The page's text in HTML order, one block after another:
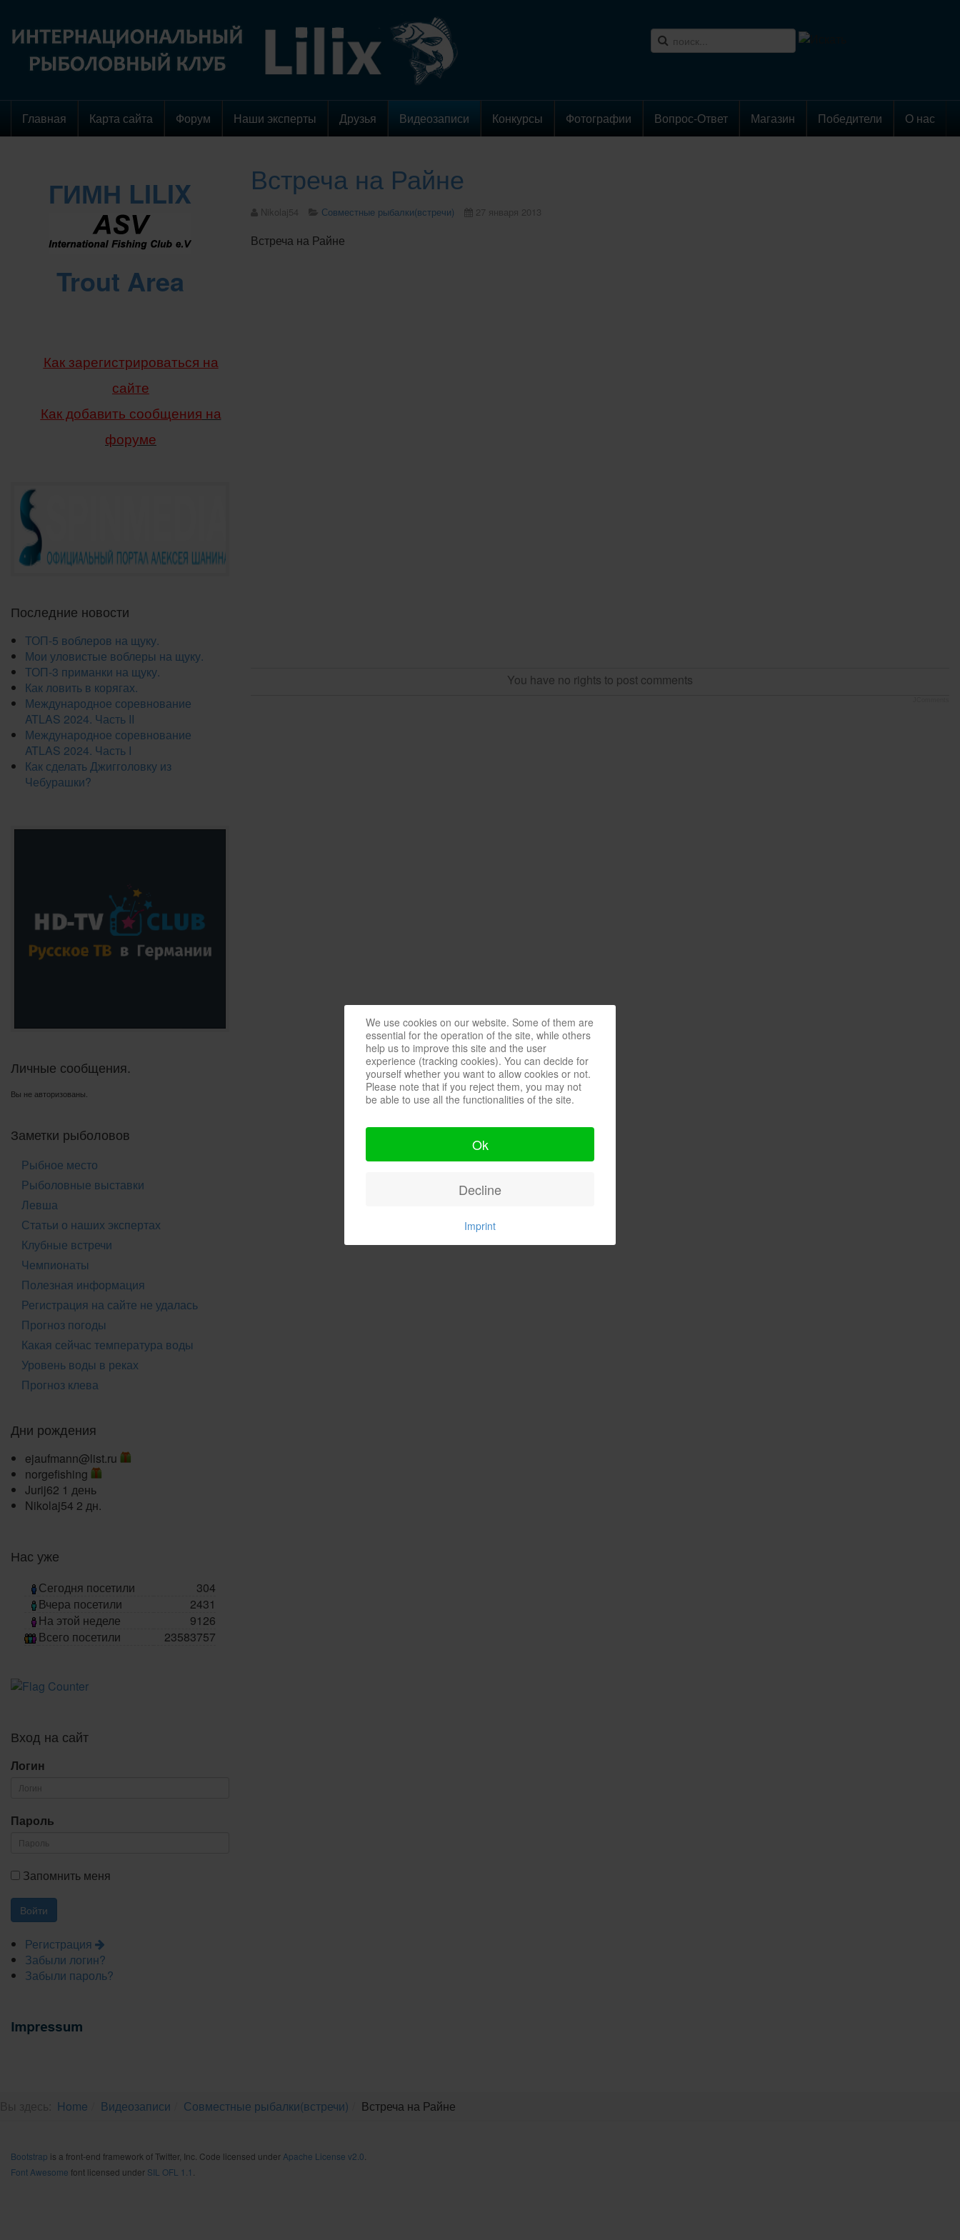
Главная Карта сайта Форум Наши эксперты Друзья Видеозаписи Конкурсы Фотографии Вопрос-Ответ Магазин Победители О нас
Встреча на Райне
Nikolaj54 Совместные рыбалки(встречи) 27 января 2013
Встреча на Райне
You have no rights to post comments
ГИМН LILIX
Trout Area
Как зарегистрироваться на
сайте
Как добавить сообщения на
форуме
Последние новости
ТОП-5 воблеров на щуку.
Мои уловистые воблеры на щуку.
ТОП-3 приманки на щуку.
Как ловить в корягах.
Международное соревнование
ATLAS 2024. Часть II
Международное соревнование
ATLAS 2024. Часть I
Как сделать Джигголовку из
Чебурашки?
Личные сообщения.
Вы не авторизованы.
Заметки рыболовов
Рыбное место
Рыболовные выставки
Левша
Статьи о наших экспертах
Клубные встречи
Чемпионаты
Полезная информация
Регистрация на сайте не удалась
Прогноз погоды
Какая сейчас температура воды
Уровень воды в реках
Прогноз клева
Дни рождения
ejaufmann@list.ru
norgefishing
Jurij62 1 день
Nikolaj54 2 дн.
Нас уже
Сегодня посетили
304
Вчера посетили
2431
На этой неделе
9126
Всего посетили
23583757
Вход на сайт
Логин
Пароль
Запомнить меня
Регистрация
Забыли логин?
Забыли пароль?
Home Видеозаписи Совместные рыбалки(встречи) Встреча на Райне
Bootstrap is a front-end framework of Twitter, Inc. Code licensed under Apache License v2.0
Font Awesome font licensed under SIL OFL 1.1
We use cookies on our website. Some of them are
essential for the operation of the site, while others
help us to improve this site and the user
experience (tracking cookies). You can decide for
yourself whether you want to allow cookies or not.
Please note that if you reject them, you may not
be able to use all the functionalities of the site.
Ok
Decline
Imprint